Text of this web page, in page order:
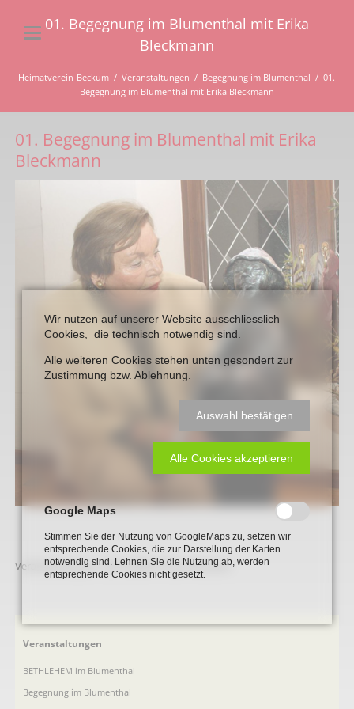
01. Begegnung im Blumenthal mit Erika
Bleckmann
Heimatverein-Beckum Veranstaltungen Begegnung im Blumenthal
01.
Begegnung im Blumenthal mit Erika Bleckmann
01. Begegnung im Blumenthal mit Erika
Bleckmann
Veranstaltung am 28.10.2009 im Dormitorium
Navigation
Veranstaltungen
BETHLEHEM im Blumenthal
Begegnung im Blumenthal
Wir nutzen auf unserer Website ausschliesslich
Cookies, die technisch notwendig sind.
Alle weiteren Cookies stehen unten gesondert zur
Zustimmung bzw. Ablehnung.
Auswahl bestätigen
Alle Cookies akzeptieren
Google Maps
Stimmen Sie der Nutzung von GoogleMaps zu, setzen wir
entsprechende Cookies, die zur Darstellung der Karten
notwendig sind. Lehnen Sie die Nutzung ab, werden
entsprechende Cookies nicht gesetzt.